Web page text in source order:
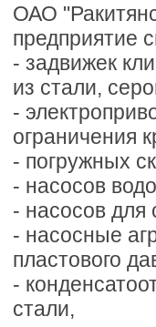
ОАО
предприятие
- задвижек
из стали,
-
ограничения
- погружных
- насосов
- насосов для
- насосные
пластового
-
стали,